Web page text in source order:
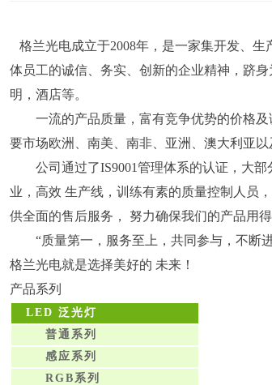
格兰光电成立于2008年，是一家集开发、
体员工的诚信、务实、创新的企业精神，跻
明，酒店等。
一流的产品质量，富有竞争优势的价格及
要市场欧洲、南美、南非、亚洲、澳大利亚
公司通过了IS9001管理体系的认证，大部
业，高效 生产线，训练有素的质量控制人员
供全面的售后服务， 努力确保我们的产品用得
“质量第一，服务至上，共同参与，不断进
格兰光电就是选择美好的 未来！
产品系列
LED 泛光灯
普通系列
感应系列
RGB系列